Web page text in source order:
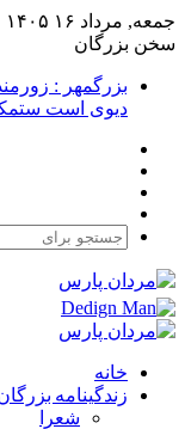
جمعه, مرداد ۱۶ ۱۴۰۵
سخن بزرگان
بزرگمهر :
دیوی است
خانه
زندگینامه
شعرا